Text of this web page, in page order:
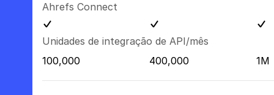
Ahrefs Connect
Unidades de integração de API/mês
100,000
400,000 1M